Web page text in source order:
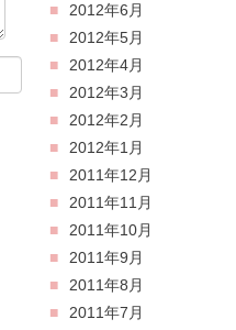
2012年6月
2012年5月
2012年4月
2012年3月
2012年2月
2012年1月
2011年12月
2011年11月
2011年10月
2011年9月
2011年8月
2011年7月